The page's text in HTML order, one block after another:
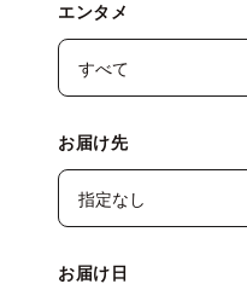
エンタメ
お届け先
お届け日